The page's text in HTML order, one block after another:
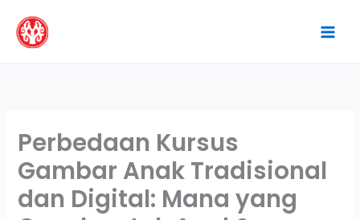
content
Perbedaan Kursus
Gambar Anak Tradisional
dan Digital: Mana yang